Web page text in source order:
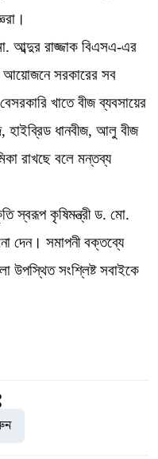
আব্দুর রাজ্জাক বিএসএ-এর
আয়োজনে সরকারের সব
খাতে বীজ ব্যবসায়ের
হাইব্রিড ধানবীজ, আলু বীজ
রাখছে বলে মন্তব্য
স্বরূপ কৃষিমন্ত্রী ড. মো.
দেন। সমাপনী বক্তব্যে
সংশ্লিষ্ট সবাইকে